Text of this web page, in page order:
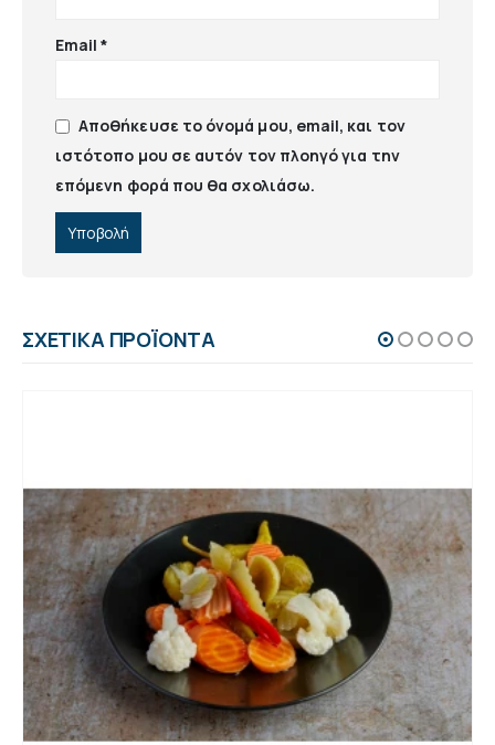
Email*
Αποθήκευσε το όνομά μου, email, και τον
ιστότοπο μου σε αυτόν τον πλοηγό για την
επόμενη φορά που θα σχολιάσω.
ΣΧΕΤΙΚΆ ΠΡΟΪΌΝΤΑ